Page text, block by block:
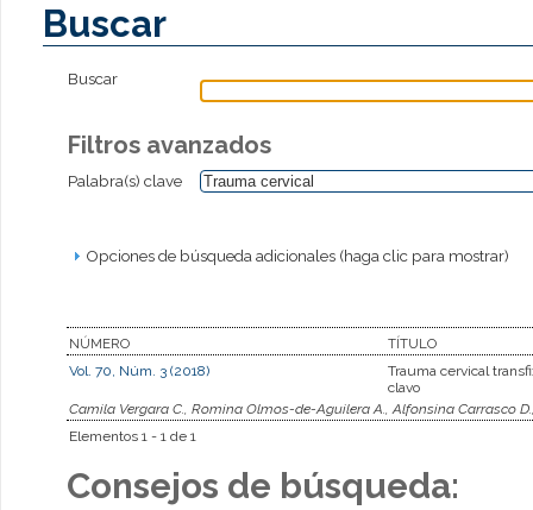
Buscar
Buscar
Filtros avanzados
Palabra(s) clave
Opciones de búsqueda adicionales (haga clic para mostrar)
NÚMERO
TÍTULO
Vol. 70, Núm. 3 (2018)
Trauma cervical
clavo
Camila Vergara C., Romina Olmos-de-Aguilera A., Alfonsina Carrasco
Elementos 1 - 1 de 1
Consejos de búsqueda: